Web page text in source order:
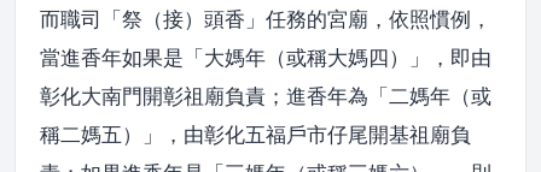
而職司「祭（接）頭香」任務的宮廟，依照慣例，
當進香年如果是「大媽年（或稱大媽四）」，即由
彰化大南門開彰祖廟負責；進香年為「二媽年（或
稱二媽五）」，由彰化五福戶市仔尾開基祖廟負